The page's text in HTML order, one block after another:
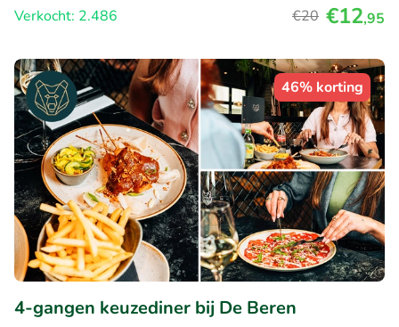
Verkocht: 2.486
€20 €12,95
46% korting
4-gangen keuzediner bij De Beren